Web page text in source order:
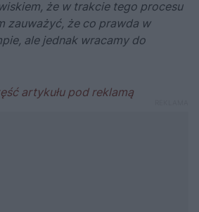
że w trakcie tego procesu
zauważyć, że co prawda w
ale jednak wracamy do